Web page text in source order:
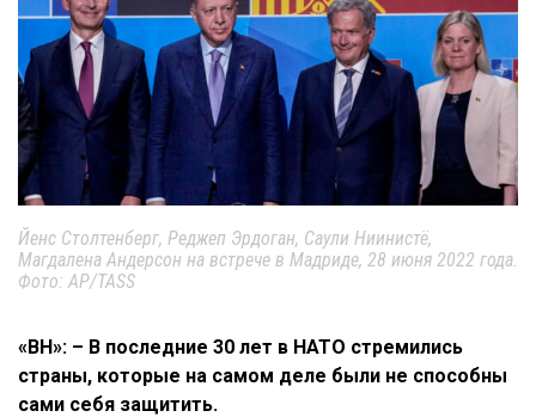
Йенс Столтенберг, Реджеп Эрдоган, Саули Ниинистё,
Магдалена Андерсон на встрече в Мадриде, 28 июня 2022 года.
Фото: AP/TASS
«ВН»: – В последние 30 лет в НАТО стремились
страны, которые на самом деле были не способны
сами себя защитить.